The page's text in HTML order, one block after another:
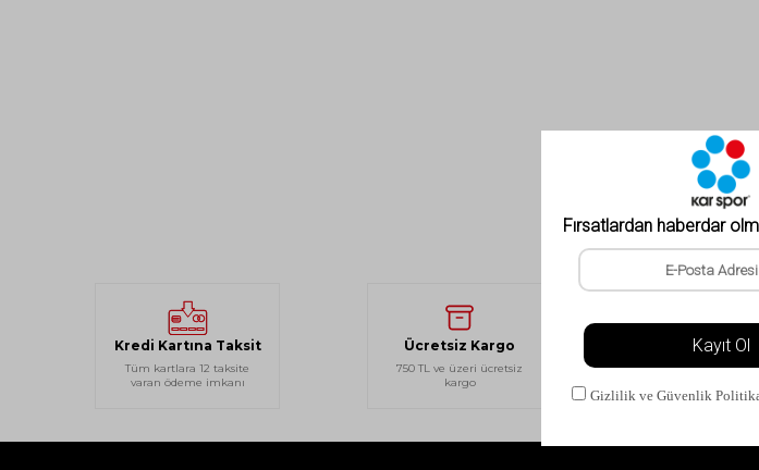
Kredi Kartına Taksit
Tüm kartlara 12 taksite
varan ödeme imkanı
Ücretsiz Kargo
750 TL ve üzeri ücretsiz
kargo
Güvenli
256Bit SSL